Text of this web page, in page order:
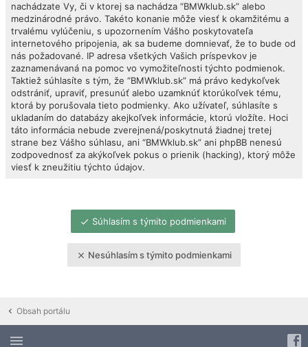
nachádzate Vy, či v ktorej sa nachádza “BMWklub.sk” alebo
medzinárodné právo. Takéto konanie môže viesť k okamžitému a
trvalému vylúčeniu, s upozornením Vášho poskytovateľa
internetového pripojenia, ak sa budeme domnievať, že to bude od
nás požadované. IP adresa všetkých Vašich príspevkov je
zaznamenávaná na pomoc vo vymožiteľnosti týchto podmienok.
Taktiež súhlasíte s tým, že “BMWklub.sk” má právo kedykoľvek
odstrániť, upraviť, presunúť alebo uzamknúť ktorúkoľvek tému,
ktorá by porušovala tieto podmienky. Ako užívateľ, súhlasíte s
ukladaním do databázy akejkoľvek informácie, ktorú vložíte. Hoci
táto informácia nebude zverejnená/poskytnutá žiadnej tretej
strane bez Vášho súhlasu, ani “BMWklub.sk” ani phpBB nenesú
zodpovednosť za akýkoľvek pokus o prienik (hacking), ktorý môže
viesť k zneužitiu týchto údajov.
Súhlasím s týmito podmienkami
Nesúhlasím s týmito podmienkami
Obsah portálu